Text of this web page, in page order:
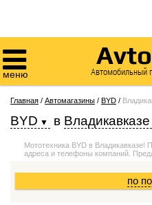

меню Автомобильный
Главная / Автомагазины / BYD /
BYD в Владикавказе
Мототехника BYD в Владикавказе!
адреса и телефоны компаний.
по